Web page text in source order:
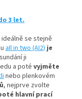
3 let.
ideálně se stejně
aIl in two (AI2) je
ji
a potévyjměte
nebo plenkovém
, nejprve zvolte
hlavní prací